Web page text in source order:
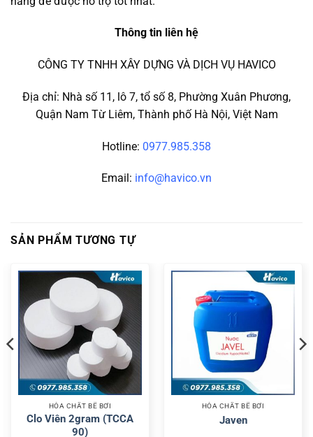
Thông tin liên hệ
CÔNG TY TNHH XÂY DỰNG VÀ DỊCH VỤ HAVICO
Địa chỉ: Nhà số 11, lô 7, tổ số 8, Phường Xuân Phương,
Quận Nam Từ Liêm, Thành phố Hà Nội, Việt Nam
Hotline: 0977.985.358
Email: info@havico.vn
SẢN PHẨM TƯƠNG TỰ
HÓA CHẤT BỂ BƠI
Clo Viên 2gram (TCCA
90)
HÓA CHẤT BỂ BƠI
Javen